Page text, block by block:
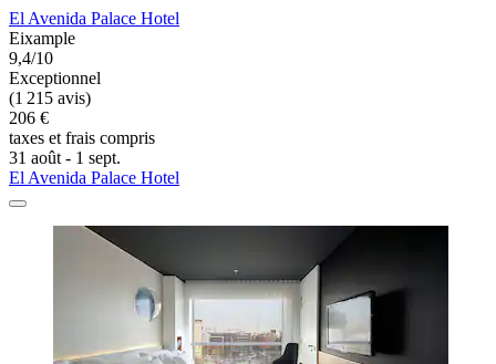
El Avenida Palace Hotel
Eixample
9,4/10
Exceptionnel
(1 215 avis)
206 €
taxes et frais compris
31 août - 1 sept.
El Avenida Palace Hotel